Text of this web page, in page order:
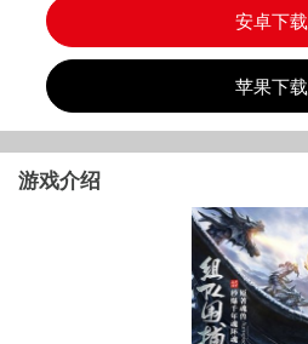
安卓下载
苹果下载
游戏介绍